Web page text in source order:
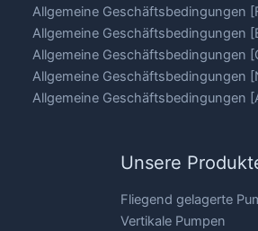
Allgemeine Geschäftsbedingungen
Allgemeine Geschäftsbedingungen
Allgemeine Geschäftsbedingungen
Allgemeine Geschäftsbedingungen
Allgemeine Geschäftsbedingungen
Unsere
Fliegend gelagerte
Vertikale Pumpen